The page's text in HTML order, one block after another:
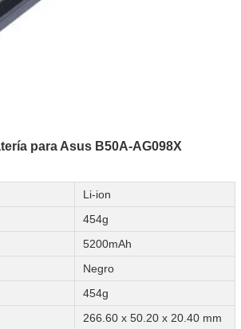
para Asus B50A-AG098X
Li-ion
454g
5200mAh
Negro
454g
266.60 x 50.20 x 20.40 mm